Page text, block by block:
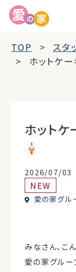
TOP
スタ
ホットケ
ホットケ
2026/07/03
NEW
愛の家グル
みなさん、こ
愛の家グル